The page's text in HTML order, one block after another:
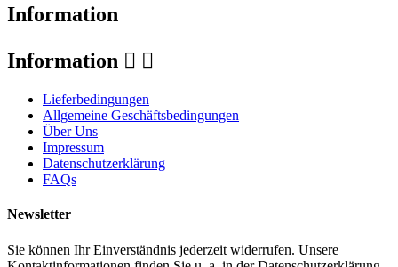
Information
Information  
Lieferbedingungen
Allgemeine Geschäftsbedingungen
Über Uns
Impressum
Datenschutzerklärung
FAQs
Newsletter
Sie können Ihr Einverständnis jederzeit widerrufen. Unsere